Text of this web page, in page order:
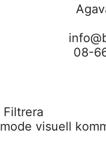
08-
Filtrera
mode visuell